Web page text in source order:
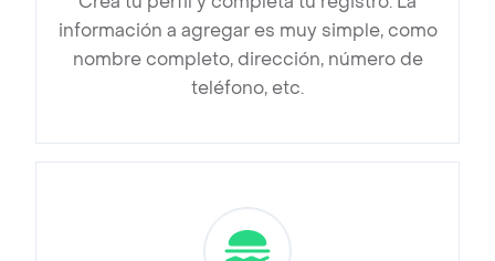
información a agregar es muy simple, como
nombre completo, dirección, número de
teléfono, etc.